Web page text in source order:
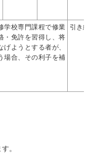
学校専門課程で修業
・免許を習得し、将
ようとする者が、
場合、その利子を補
引き
。